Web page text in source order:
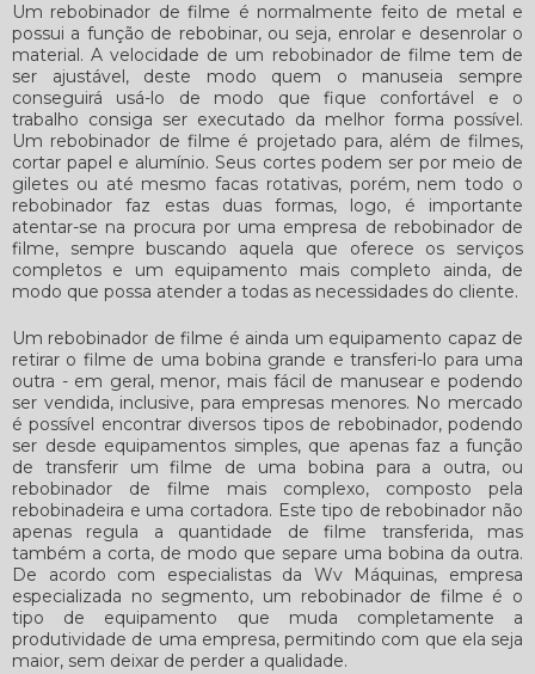
Um rebobinador de filme é normalmente feito de metal e
possui a função de rebobinar, ou seja, enrolar e desenrolar o
material. A velocidade de um rebobinador de filme tem de
ser ajustável, deste modo quem o manuseia sempre
conseguirá usá-lo de modo que fique confortável e o
trabalho consiga ser executado da melhor forma possível.
Um rebobinador de filme é projetado para, além de filmes,
cortar papel e alumínio. Seus cortes podem ser por meio de
giletes ou até mesmo facas rotativas, porém, nem todo o
rebobinador faz estas duas formas, logo, é importante
atentar-se na procura por uma empresa de rebobinador de
filme, sempre buscando aquela que oferece os serviços
completos e um equipamento mais completo ainda, de
modo que possa atender a todas as necessidades do cliente.
Um rebobinador de filme é ainda um equipamento capaz de
retirar o filme de uma bobina grande e transferi-lo para uma
outra - em geral, menor, mais fácil de manusear e podendo
ser vendida, inclusive, para empresas menores. No mercado
é possível encontrar diversos tipos de rebobinador, podendo
ser desde equipamentos simples, que apenas faz a função
de transferir um filme de uma bobina para a outra, ou
rebobinador de filme mais complexo, composto pela
rebobinadeira e uma cortadora. Este tipo de rebobinador não
apenas regula a quantidade de filme transferida, mas
também a corta, de modo que separe uma bobina da outra.
De acordo com especialistas da Wv Máquinas, empresa
especializada no segmento, um rebobinador de filme é o
tipo de equipamento que muda completamente a
produtividade de uma empresa, permitindo com que ela seja
maior, sem deixar de perder a qualidade.